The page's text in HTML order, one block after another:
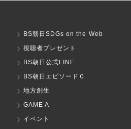
BS朝日SDGs on the Web
視聴者プレゼント
BS朝日公式LINE
BS朝日エピソード０
地方創生
GAME A
イベント